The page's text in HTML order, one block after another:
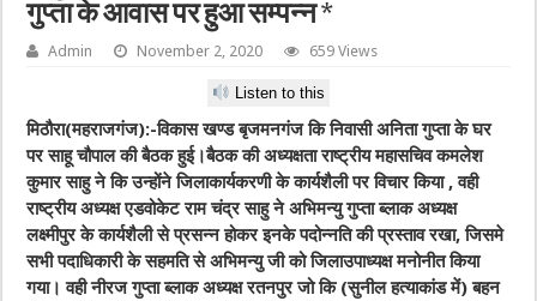
गुप्ता के आवास पर हुआ सम्पन्न *
Admin November 2, 2020 659 Views
Listen to this
मिठौरा(महराजगंज):-विकास खण्ड बृजमनगंज कि निवासी अनिता गुप्ता के घर
पर साहू चौपाल की बैठक हुई।बैठक की अध्यक्षता राष्ट्रीय महासचिव कमलेश
कुमार साहु ने कि उन्होंने जिलाकार्यकरणी के कार्यशैली पर विचार किया , वही
राष्ट्रीय अध्यक्ष एडवोकेट राम चंद्र साहु ने अभिमन्यु गुप्ता ब्लाक अध्यक्ष
लक्ष्मीपुर के कार्यशैली से प्रसन्न होकर इनके पदोन्नति की प्रस्ताव रखा, जिसमे
सभी पदाधिकारी के सहमति से अभिमन्यु जी को जिलाउपाध्यक्ष मनोनीत किया
गया। वही नीरज गुप्ता ब्लाक अध्यक्ष रतनपुर जो कि (सुनील हत्याकांड में) बहन